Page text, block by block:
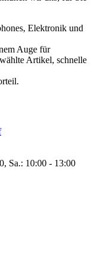
Elektronik und
Auge für
Artikel, schnelle
Sa.: 10:00 - 13:00